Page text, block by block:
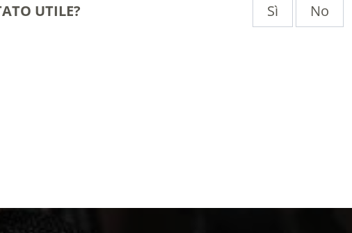
UTILE? Sì No